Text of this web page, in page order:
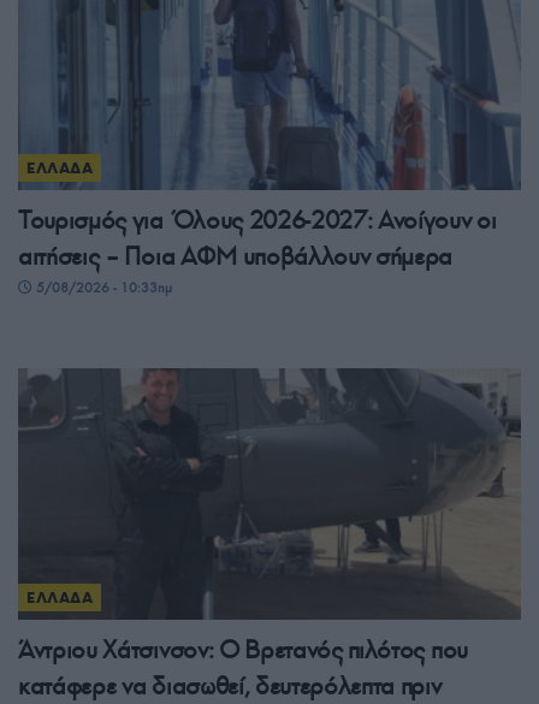
ΕΛΛΑΔΑ
Τουρισμός για Όλους 2026-2027: Ανοίγουν οι
αιτήσεις – Ποια ΑΦΜ υποβάλλουν σήμερα
5/08/2026 - 10:33πμ
ΕΛΛΑΔΑ
Άντριου Χάτσινσον: Ο Βρετανός πιλότος που
κατάφερε να διασωθεί, δευτερόλεπτα πριν